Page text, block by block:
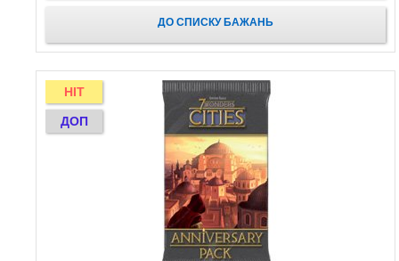
ДО СПИСКУ БАЖАНЬ
HIT
ДОП